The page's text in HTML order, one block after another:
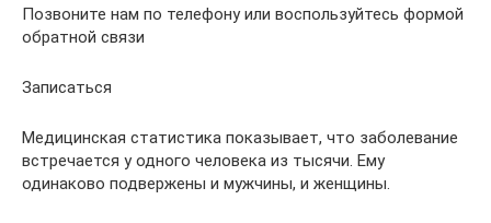
Позвоните нам по телефону или воспользуйтесь формой
обратной связи
Записаться
Медицинская статистика показывает, что заболевание
встречается у одного человека из тысячи. Ему
одинаково подвержены и мужчины, и женщины.